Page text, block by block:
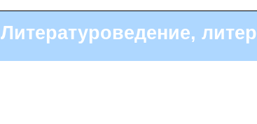
Литературоведение,